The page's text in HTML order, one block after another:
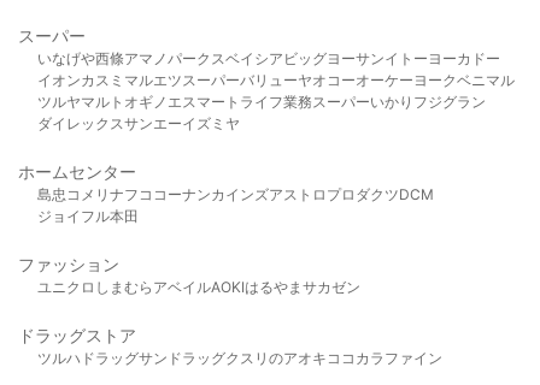
スーパー
いなげや西條アマノパークスベイシア ビッグヨーサンイトーヨーカドー
イオンカスミ マルエツスーパーバリューヤオコーオーケー ヨークベニマル
ツルヤマルト オギノ エスマート ライフ業務スーパーいかり フジグラン
ダイレックスサンエーイズミヤ
ホームセンター
島忠 コメリ ナフコ コーナンカインズアストロプロダクツDCM
ジョイフル本田
ファッション
ユニクロ しまむら アベイルAOKIはるやま サカゼン
ドラッグストア
ツルハドラッグサンドラッグクスリのアオキ ココカラファイン